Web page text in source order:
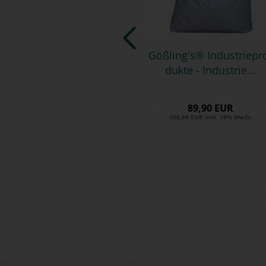
Göß­ling's®
duk­te - In­dus­trie...
89,90 EUR
106,98 EUR inkl. 19% MwSt.